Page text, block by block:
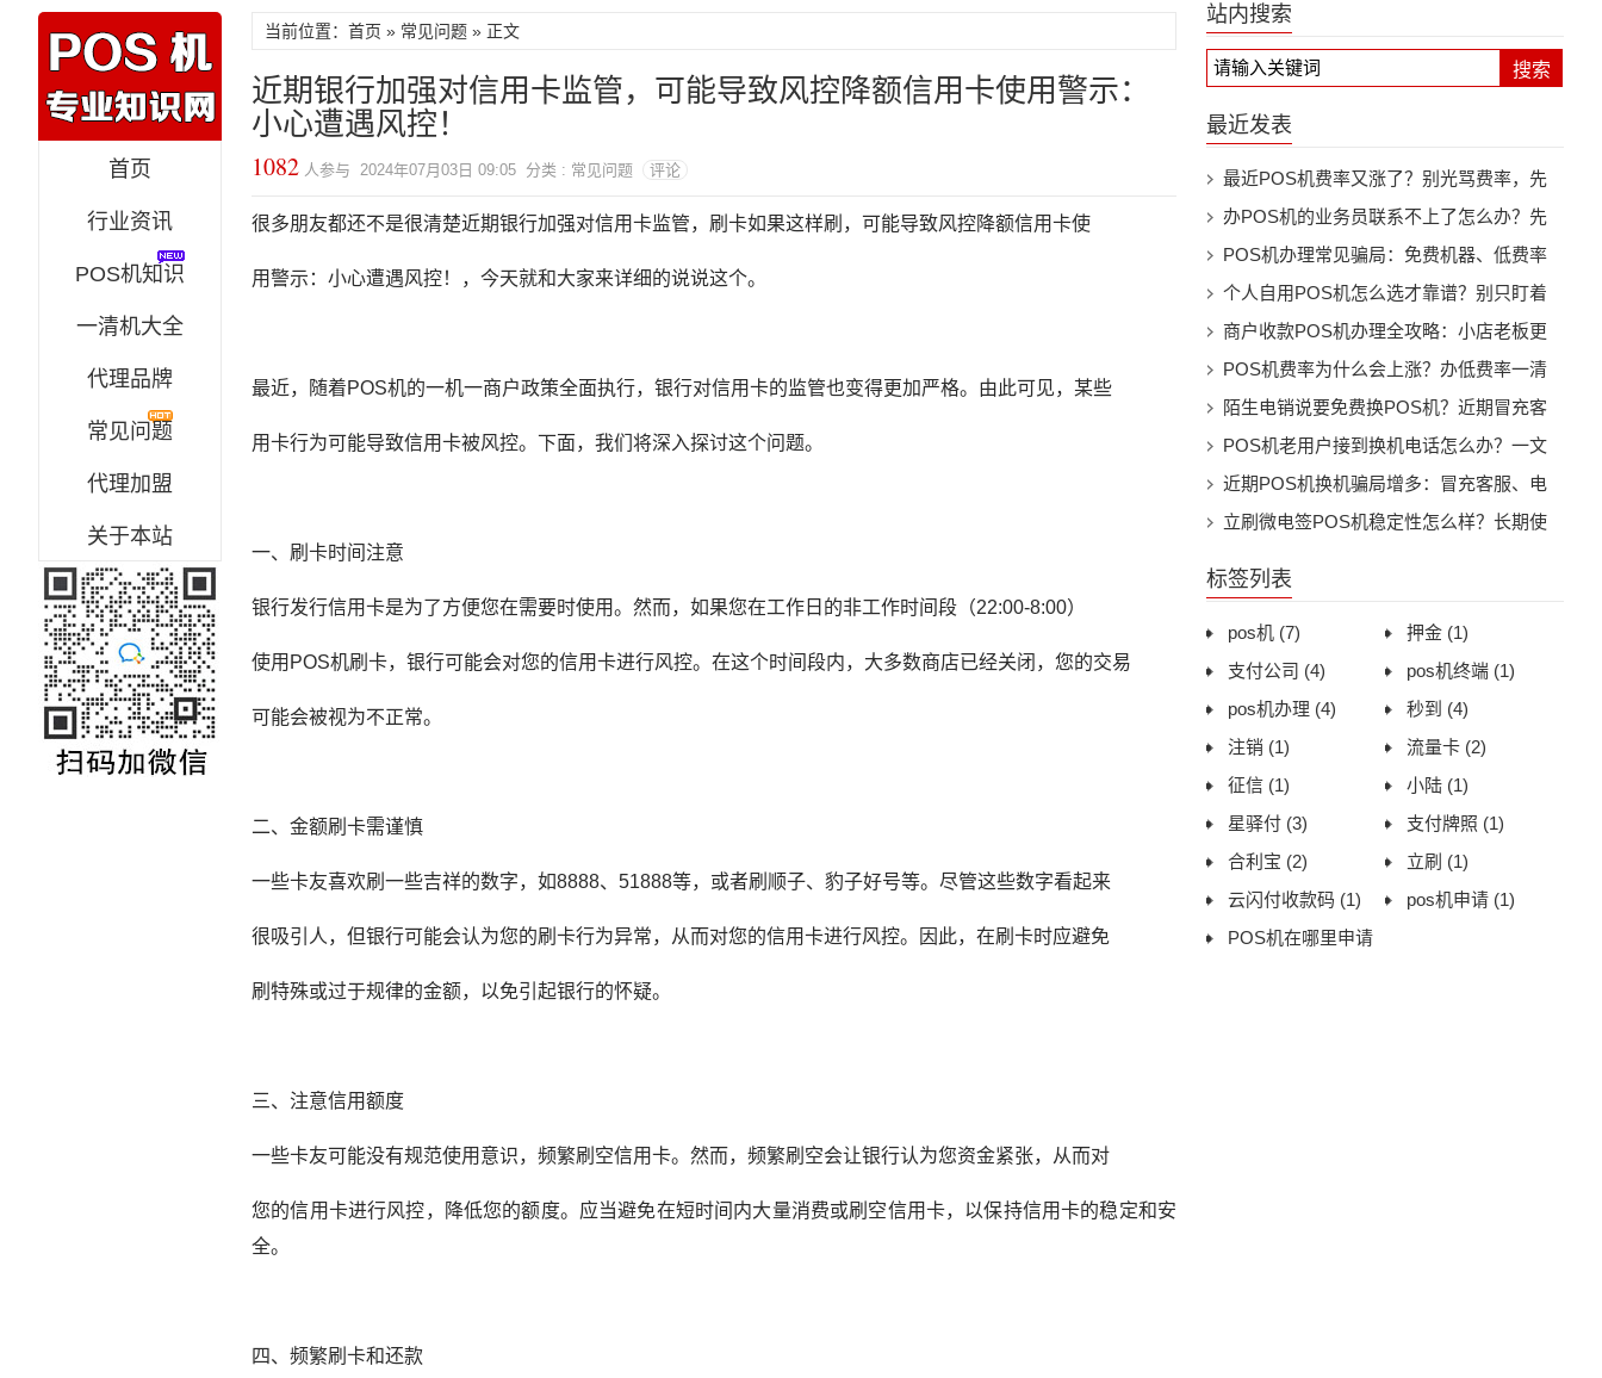
首页
行业资讯
POS机知识
一清机大全
代理品牌
常见问题
代理加盟
关于本站
当前位置： 首页 » 常见问题 » 正文
近期银行加强对信用卡监管，可能导致风控降额信用卡使用警示：
小心遭遇风控！
1082 人参与 2024年07月03日 09:05 分类 : 常见问题 评论
很多朋友都还不是很清楚近期银行加强对信用卡监管，刷卡如果这样刷，可能导致风控降额信用卡使
用警示：小心遭遇风控！，今天就和大家来详细的说说这个。
最近，随着POS机的一机一商户政策全面执行，银行对信用卡的监管也变得更加严格。由此可见，某些
用卡行为可能导致信用卡被风控。下面，我们将深入探讨这个问题。
一、刷卡时间注意
银行发行信用卡是为了方便您在需要时使用。然而，如果您在工作日的非工作时间段（22:00-8:00）
使用POS机刷卡，银行可能会对您的信用卡进行风控。在这个时间段内，大多数商店已经关闭，您的交易
可能会被视为不正常。
二、金额刷卡需谨慎
一些卡友喜欢刷一些吉祥的数字，如8888、51888等，或者刷顺子、豹子好号等。尽管这些数字看起来
很吸引人，但银行可能会认为您的刷卡行为异常，从而对您的信用卡进行风控。因此，在刷卡时应避免
刷特殊或过于规律的金额，以免引起银行的怀疑。
三、注意信用额度
一些卡友可能没有规范使用意识，频繁刷空信用卡。然而，频繁刷空会让银行认为您资金紧张，从而对
您的信用卡进行风控，降低您的额度。应当避免在短时间内大量消费或刷空信用卡，以保持信用卡的稳定和安
全。
四、频繁刷卡和还款
站内搜索
搜索
最近发表
最近POS机费率又涨了？别光骂费率，先
看机器还能不能继续用
办POS机的业务员联系不上了怎么办？先
别慌，按这几步处理
POS机办理常见骗局：免费机器、低费率
和押金套路别踩坑
个人自用POS机怎么选才靠谱？别只盯着
费率看
商户收款POS机办理全攻略：小店老板更
该注意这些细节
POS机费率为什么会上涨？办低费率一清
机前先看懂这些事
陌生电销说要免费换POS机？近期冒充客
服换机骗局提醒
POS机老用户接到换机电话怎么办？一文
看懂防骗要点
近期POS机换机骗局增多：冒充客服、电
销升级、押金陷阱都要警惕
立刷微电签POS机稳定性怎么样？长期使
标签列表
pos机 (7) 押金 (1)
支付公司 (4) pos机终端 (1)
pos机办理 (4) 秒到 (4)
注销 (1) 流量卡 (2)
征信 (1) 小陆 (1)
星驿付 (3) 支付牌照 (1)
合利宝 (2) 立刷 (1)
云闪付收款码 (1) pos机申请 (1)
POS机在哪里申请